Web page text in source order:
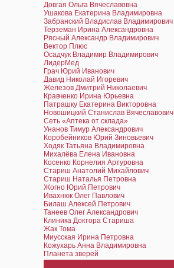
Довгая Ольга Вячеславовна
Ушакова Екатерина Владимировна
Забранский Владислав Владимирович
Терземан Ирина Александровна
Рясный Александр Владимирович
Вектор Плюс
Осадчук Владимир Владимирович
ЛидерМед
Грач Юрий Иванович
Давид Николай Игоревич
Железов Дмитрий Николаевич
Кравченко Ирина Юрьевна
Патрашку Екатерина Викторовна
Новошицкий Станислав Вячеславович
Сеть «Аптека от склада»
Унанов Тимур Александрович
Коробейников Юрий Зиновьевич
Ходяк Татьяна Владимировна
Михалёва Елена Ивановна
Косенко Корнелия Артуровна
Стариш Анатолий Михайлович
Стариш Наталья Петровна
Жогно Юрий Петрович
Ивахнюк Олег Павлович
Билаш Алексей Петрович
Танеев Олег Александрович
Клиника Доктора Стариша
Жак Тома
Миусская Ирина Петровна
Кожухарь Анна Владимировна
Планета зверей